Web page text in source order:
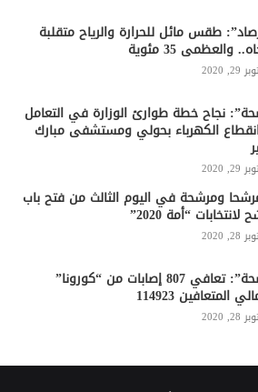
طقس مائل للحرارة والرياح متقلبة
والعظمى 35 مئوية
2020
نجاح خطة طوارئ الوزارة في التعامل
الكهرباء بحولي ومستشفى مبارك
2020
مرشحا ومرشحة في اليوم الثالث من فتح باب
لانتخابات “أمة 2020”
2020
“الصحة”: تعافي 807 إصابات من “كورونا”
المتعافين 114923
2020